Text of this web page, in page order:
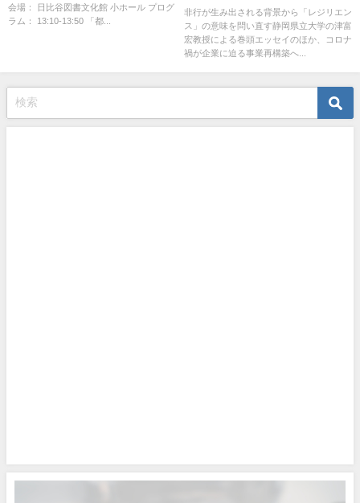
会場： 日比谷図書文化館 小ホール プログ
ラム： 13:10-13:50 「都...
非行が生み出される背景から「レジリエン
ス」の意味を問い直す静岡県立大学の津富
宏教授による巻頭エッセイのほか、コロナ
禍が企業に迫る事業再構築へ...